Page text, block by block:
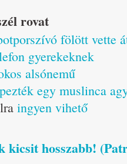
rovat
fölött vette
gyerekeknek
alsónemű
egy muslinca
ingyen vihető
kicsit hosszabb!